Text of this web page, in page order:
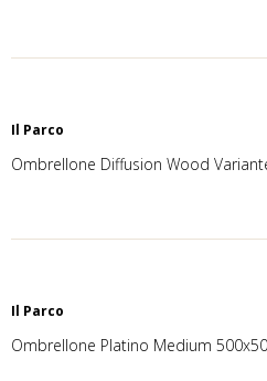
Il Parco
Ombrellone Diffusion Wood
Il Parco
Ombrellone Platino Medium